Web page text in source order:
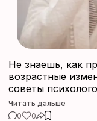
Не знаешь, как
возрастные
советы
старения,
жизнь после 40 и
Читать дальше
0 0